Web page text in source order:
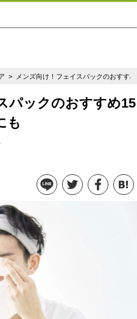
> メンズ向け！フェイスパックのおすす
パックのおすすめ15
も